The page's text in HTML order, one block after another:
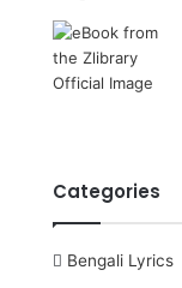
Categories
Bengali Lyrics